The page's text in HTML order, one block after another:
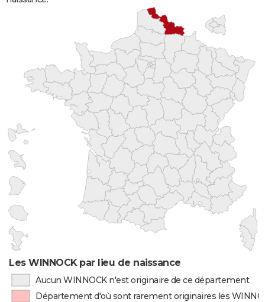
Les WINNOCK par lieu de naissance
Aucun WINNOCK n'est originaire de ce département
Département d'où sont rarement originaires les